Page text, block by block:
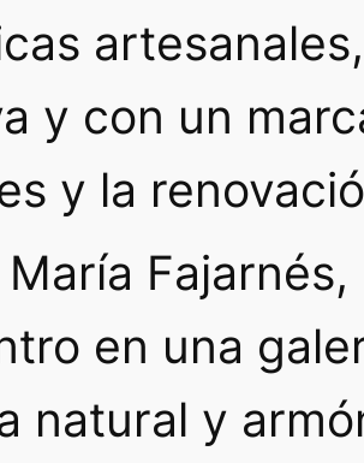
y con un
y la
en una
natural y